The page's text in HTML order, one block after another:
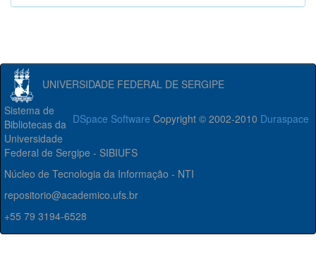
UNIVERSIDADE FEDERAL DE SERGIPE
DSpace Software Copyright © 2002-2010 Duraspace
Sistema de
Bibliotecas da
Universidade
Federal de Sergipe - SIBIUFS
Núcleo de Tecnologia da Informação - NTI
repositorio@academico.ufs.br
+55 79 3194-6528